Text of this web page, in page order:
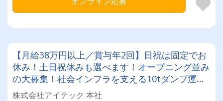
【月給38万円以上／賞与年2回】日祝は固定でお
休み！土日祝休みも選べます！オープニング並み
の大募集！社会インフラを支える10tダンプ運転
手
株式会社アイテック 本社